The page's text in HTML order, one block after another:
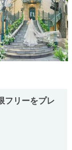
フリーをプレ